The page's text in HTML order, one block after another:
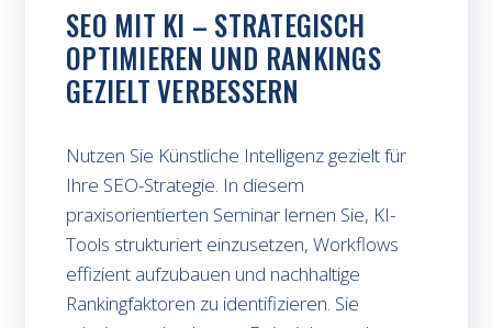
SEO MIT KI – STRATEGISCH
OPTIMIEREN UND RANKINGS
GEZIELT VERBESSERN
Nutzen Sie Künstliche Intelligenz gezielt für
Ihre SEO-Strategie. In diesem
praxisorientierten Seminar lernen Sie, KI-
Tools strukturiert einzusetzen, Workflows
effizient aufzubauen und nachhaltige
Rankingfaktoren zu identifizieren. Sie